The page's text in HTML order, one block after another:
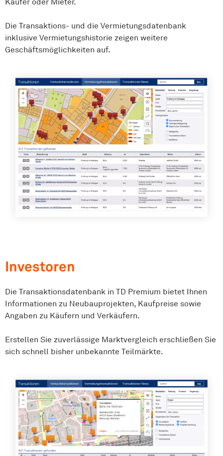
Die Transaktions- und die Vermietungsdatenbank
inklusive Vermietungshistorie zeigen weitere
Geschäftsmöglichkeiten auf.
Investoren
Die Transaktionsdatenbank in TD Premium bietet Ihnen
Informationen zu Neubauprojekten, Kaufpreise sowie
Angaben zu Käufern und Verkäufern.
Erstellen Sie zuverlässige Marktvergleich erschließen Sie
sich schnell bisher unbekannte Teilmärkte.